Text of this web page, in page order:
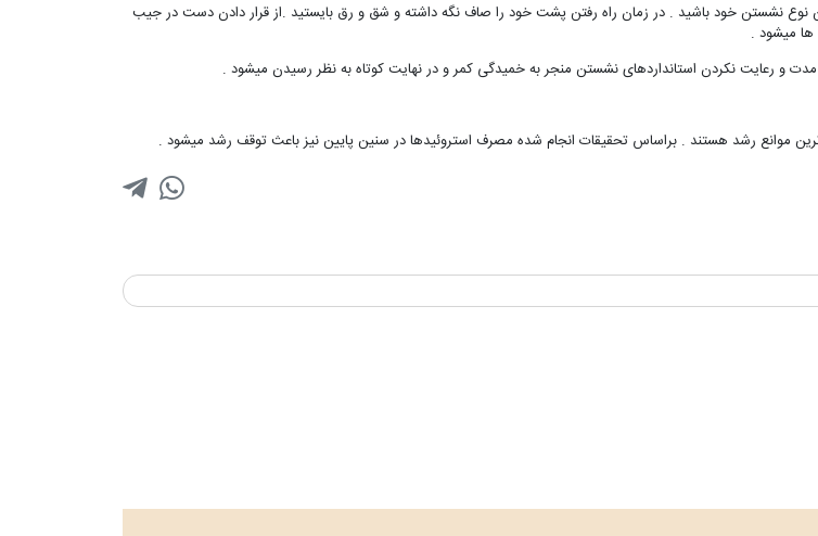
نوع نشستن خود باشید . در زمان راه رفتن پشت خود را صاف نگه داشته و شق و رق بایستید .از قرار دادن دست در جیب
ها میشود .
و رعایت نکردن استانداردهای نشستن منجر به خمیدگی کمر و در نهایت کوتاه به نظر رسیدن میشود .
ترین موانع رشد هستند . براساس تحقیقات انجام شده مصرف استروئیدها در سنین پایین نیز باعث توقف رشد میشود .